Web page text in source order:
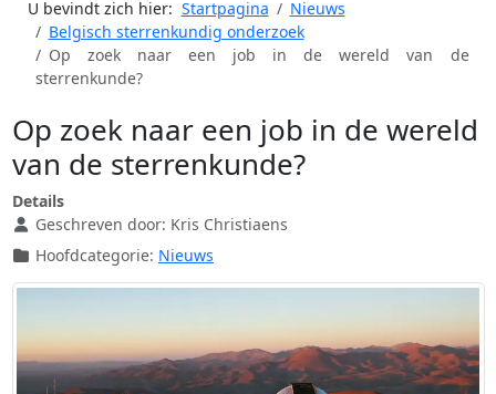
U bevindt zich hier: Startpagina
Nieuws
Belgisch sterrenkundig onderzoek
Op zoek naar een job in de wereld van de
sterrenkunde?
Op zoek naar een job in de wereld
van de sterrenkunde?
Details
Geschreven door: Kris Christiaens
Hoofdcategorie: Nieuws